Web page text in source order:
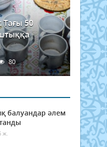
50
80
балуандар әлем
ж.